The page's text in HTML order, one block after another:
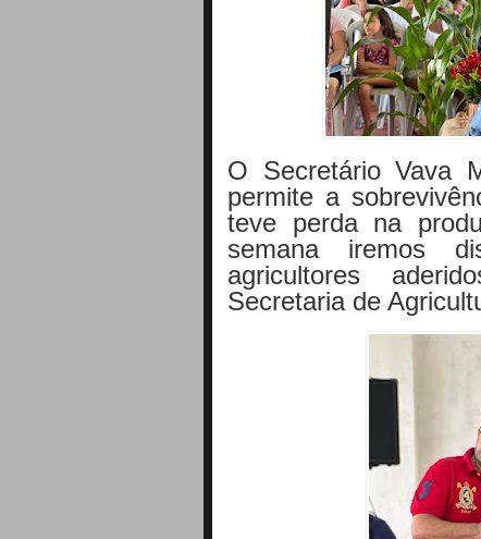
O Secretário Vava
permite a
teve perda na
semana iremos
agricultores
Secretaria de